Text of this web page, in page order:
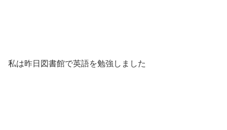
私は昨日図書館で英語を勉強しました